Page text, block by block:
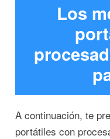
Los
A continuación, te
portátiles con